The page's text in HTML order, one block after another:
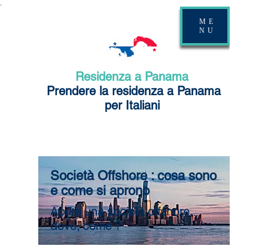
Residenza a Panama
Prendere la residenza a Panama
per Italiani
ME
NU
Società Offshore : cosa sono
e come si aprono
Aprire una società offshore,
dove, come ?